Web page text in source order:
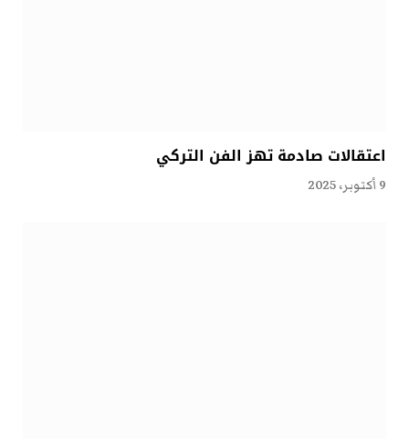
اعتقالات صادمة تهز الفن التركي
9 أكتوبر، 2025